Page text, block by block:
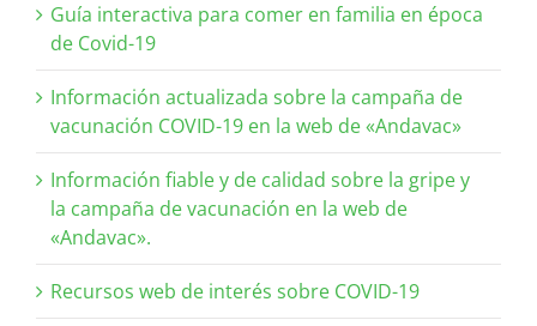
Guía interactiva para comer en familia en época
de Covid-19
Información actualizada sobre la campaña de
vacunación COVID-19 en la web de «Andavac»
Información fiable y de calidad sobre la gripe y
la campaña de vacunación en la web de
«Andavac».
Recursos web de interés sobre COVID-19